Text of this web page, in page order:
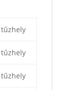
tűzhely
tűzhely
tűzhely